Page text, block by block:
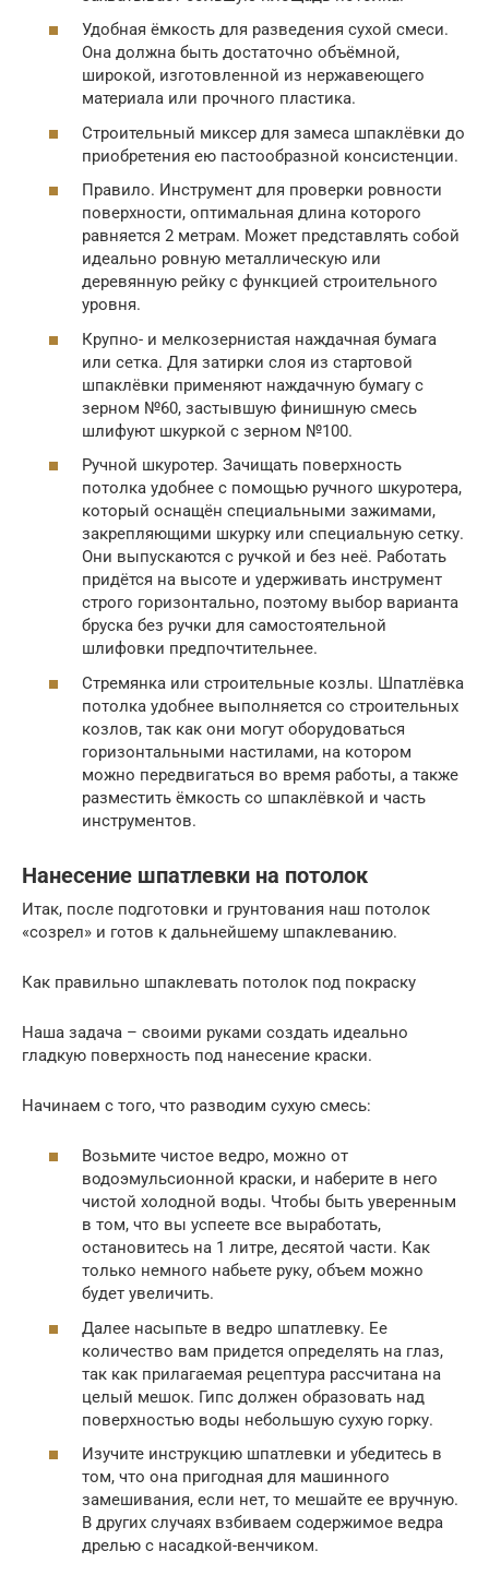
Удобная ёмкость для разведения сухой смеси.
Она должна быть достаточно объёмной,
широкой, изготовленной из нержавеющего
материала или прочного пластика.
Строительный миксер для замеса шпаклёвки до
приобретения ею пастообразной консистенции.
Правило. Инструмент для проверки ровности
поверхности, оптимальная длина которого
равняется 2 метрам. Может представлять собой
идеально ровную металлическую или
деревянную рейку с функцией строительного
уровня.
Крупно- и мелкозернистая наждачная бумага
или сетка. Для затирки слоя из стартовой
шпаклёвки применяют наждачную бумагу с
зерном №60, застывшую финишную смесь
шлифуют шкуркой с зерном №100.
Ручной шкуротер. Зачищать поверхность
потолка удобнее с помощью ручного шкуротера,
который оснащён специальными зажимами,
закрепляющими шкурку или специальную сетку.
Они выпускаются с ручкой и без неё. Работать
придётся на высоте и удерживать инструмент
строго горизонтально, поэтому выбор варианта
бруска без ручки для самостоятельной
шлифовки предпочтительнее.
Стремянка или строительные козлы. Шпатлёвка
потолка удобнее выполняется со строительных
козлов, так как они могут оборудоваться
горизонтальными настилами, на котором
можно передвигаться во время работы, а также
разместить ёмкость со шпаклёвкой и часть
инструментов.
Нанесение шпатлевки на потолок
Итак, после подготовки и грунтования наш потолок
«созрел» и готов к дальнейшему шпаклеванию.
Как правильно шпаклевать потолок под покраску
Наша задача – своими руками создать идеально
гладкую поверхность под нанесение краски.
Начинаем с того, что разводим сухую смесь:
Возьмите чистое ведро, можно от
водоэмульсионной краски, и наберите в него
чистой холодной воды. Чтобы быть уверенным
в том, что вы успеете все выработать,
остановитесь на 1 литре, десятой части. Как
только немного набьете руку, объем можно
будет увеличить.
Далее насыпьте в ведро шпатлевку. Ее
количество вам придется определять на глаз,
так как прилагаемая рецептура рассчитана на
целый мешок. Гипс должен образовать над
поверхностью воды небольшую сухую горку.
Изучите инструкцию шпатлевки и убедитесь в
том, что она пригодная для машинного
замешивания, если нет, то мешайте ее вручную.
В других случаях взбиваем содержимое ведра
дрелью с насадкой-венчиком.